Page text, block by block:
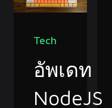
Tech
อัพเดท
NodeJS